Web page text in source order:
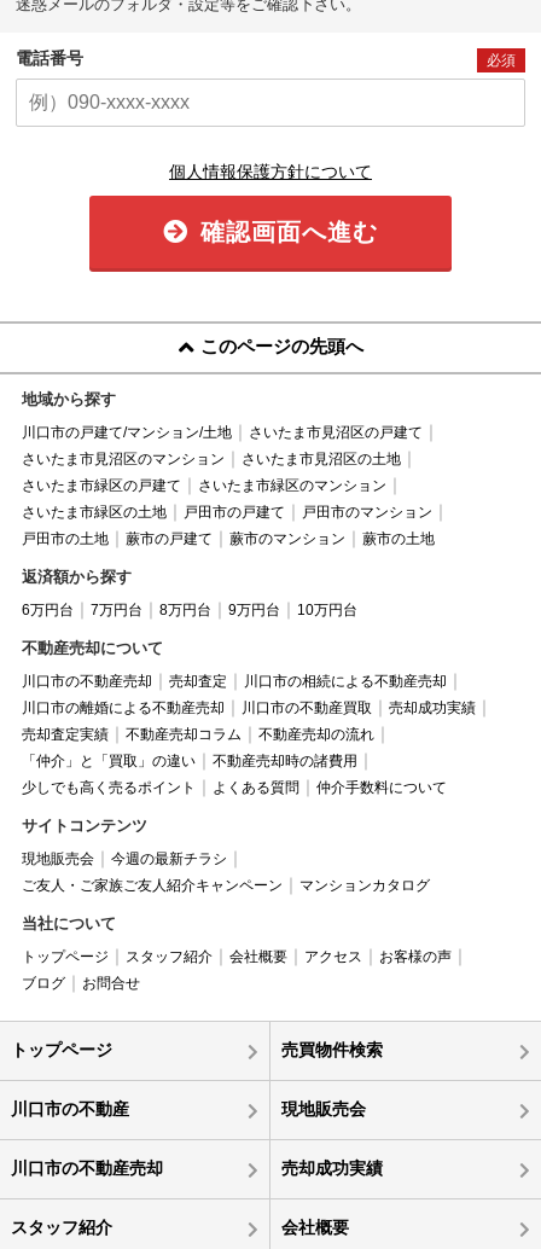
迷惑メールのフォルダ・設定等をご確認下さい。
電話番号 必須
個人情報保護方針について
確認画面へ進む
このページの先頭へ
地域から探す
川口市の戸建て/マンション/土地
さいたま市見沼区の戸建て
さいたま市見沼区のマンション
さいたま市見沼区の土地
さいたま市緑区の戸建て
さいたま市緑区のマンション
さいたま市緑区の土地
戸田市の戸建て
戸田市のマンション
戸田市の土地
蕨市の戸建て 蕨市のマンション 蕨市の土地
返済額から探す
6万円台 7万円台 8万円台 9万円台 10万円台
不動産売却について
川口市の不動産売却 売却査定
川口市の相続による不動産売却
川口市の離婚による不動産売却
川口市の不動産買取
売却成功実績
売却査定実績
不動産売却コラム
不動産売却の流れ
「仲介」と「買取」の違い
不動産売却時の諸費用
少しでも高く売るポイント
よくある質問 仲介手数料について
サイトコンテンツ
現地販売会
今週の最新チラシ
ご友人・ご家族ご友人紹介キャンペーン
マンションカタログ
当社について
トップページ スタッフ紹介 会社概要 アクセス
お客様の声
ブログ
お問合せ
トップページ 売買物件検索
川口市の不動産 現地販売会
川口市の不動産売却 売却成功実績
スタッフ紹介 会社概要